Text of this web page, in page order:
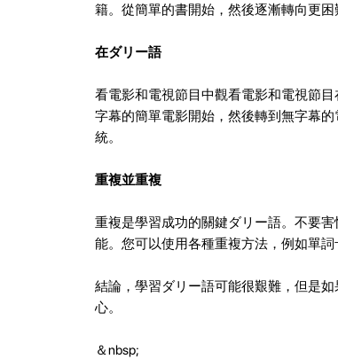
籍。從簡單的書開始，然後逐漸轉向更
在ダリー語
看電影和電視節目中觀看電影和電視節
字幕的簡單電影開始，然後轉到無字幕
統。
重複並重複
重複是學習成功的關鍵ダリー語。不要
能。您可以使用各種重複方法，例如單
結論，學習ダリー語可能很艱難，但是
心。
＆nbsp;